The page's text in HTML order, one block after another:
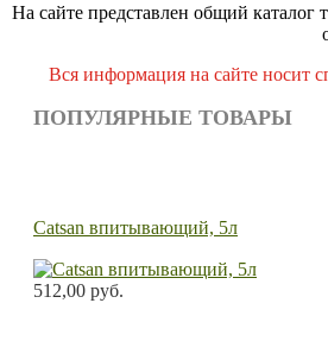
На сайте представлен общий каталог
Вся информация на сайте носит
ПОПУЛЯРНЫЕ ТОВАРЫ
Catsan впитывающий, 5л
512,00 руб.